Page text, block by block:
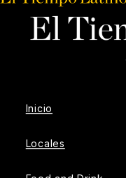
Inicio
Locales